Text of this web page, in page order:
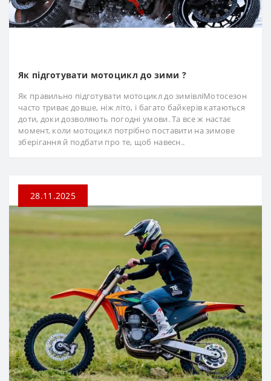
Як підготувати мотоцикл до зими ?
Як правильно підготувати мотоцикл до зимівліМотосезон
часто триває довше, ніж літо, і багато байкерів катаються
доти, доки дозволяють погодні умови. Та все ж настає
момент, коли мотоцикл потрібно поставити на зимове
зберігання й подбати про те, щоб навесн..
28.11.2025